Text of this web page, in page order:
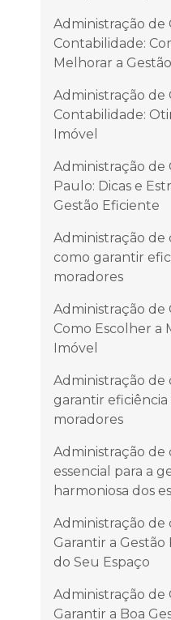
Administração de
Contabilidade:
Melhorar a Gestão
Administração de
Contabilidade:
Imóvel
Administração de
Paulo: Dicas e
Gestão Eficiente
Administração de
como garantir
moradores
Administração de
Como Escolher a
Imóvel
Administração de
garantir eficiência
moradores
Administração de
essencial para a
harmoniosa dos
Administração de
Garantir a
do Seu Espaço
Administração de
Garantir a Boa